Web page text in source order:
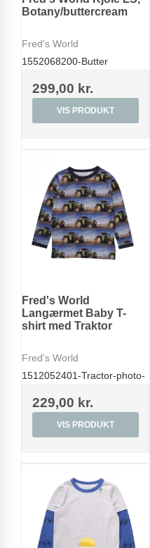
Botany/buttercream
Fred's World
1552068200-Butter
299,00 kr.
VIS PRODUKT
Fred's World
Langærmet Baby T-
shirt med Traktor
Fred's World
1512052401-Tractor-photo-
229,00 kr.
VIS PRODUKT